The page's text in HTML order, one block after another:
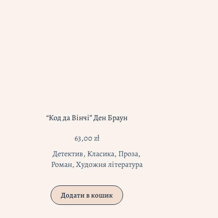
“Код да Вінчі” Ден Браун
63,00zł
Детектив, Класика, Проза,
Роман,Художня література
Додати в кошик